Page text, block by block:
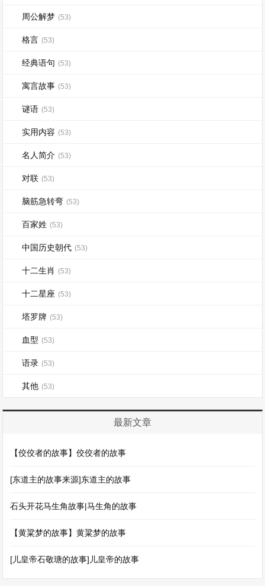
周公解梦 (53)
格言 (53)
经典语句 (53)
寓言故事 (53)
谜语 (53)
实用内容 (53)
名人简介 (53)
对联 (53)
脑筋急转弯 (53)
百家姓 (53)
中国历史朝代 (53)
十二生肖 (53)
十二星座 (53)
塔罗牌 (53)
血型 (53)
语录 (53)
其他 (53)
最新文章
【佼佼者的故事】佼佼者的故事
[东道主的故事来源]东道主的故事
石头开花马生角故事|马生角的故事
【黄粱梦的故事】黄粱梦的故事
[儿皇帝石敬瑭的故事]儿皇帝的故事